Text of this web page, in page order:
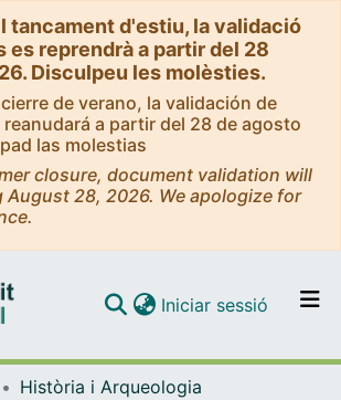
tancament d'estiu, la validació
es reprendrà a partir del 28
Disculpeu les molèsties.
de verano, la validación de
a partir del 28 de agosto
las molestias
closure, document validation will
28, 2026. We apologize for
Navega per tot el DD
Iniciar sessió (current)
Història i Arqueologia